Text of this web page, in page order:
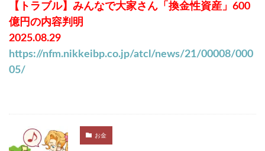
【トラブル】みんなで大家さん「換金性資産」600
億円の内容判明
2025.08.29
https://nfm.nikkeibp.co.jp/atcl/news/21/00008/000
05/
お金